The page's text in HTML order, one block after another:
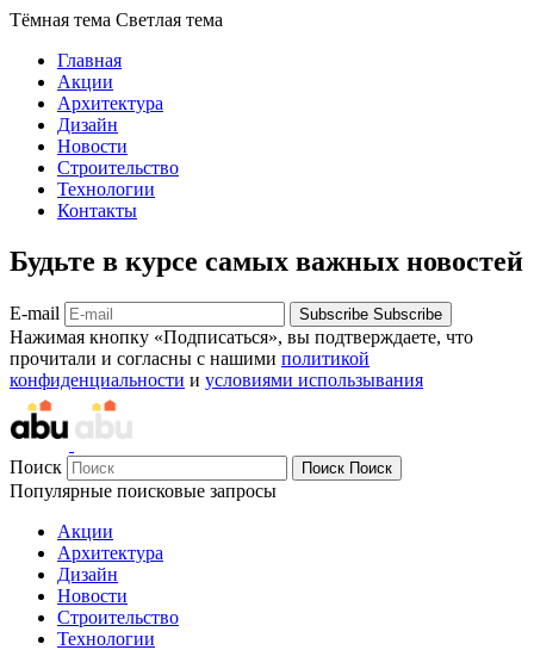
Тёмная тема Светлая тема
Главная
Акции
Архитектура
Дизайн
Новости
Строительство
Технологии
Контакты
Будьте в курсе самых важных новостей
E-mail Subscribe Subscribe
Нажимая кнопку «Подписаться», вы подтверждаете, что
прочитали и согласны с нашими политикой
конфиденциальности и условиями использывания
Поиск Поиск Поиск
Популярные поисковые запросы
Акции
Архитектура
Дизайн
Новости
Строительство
Технологии